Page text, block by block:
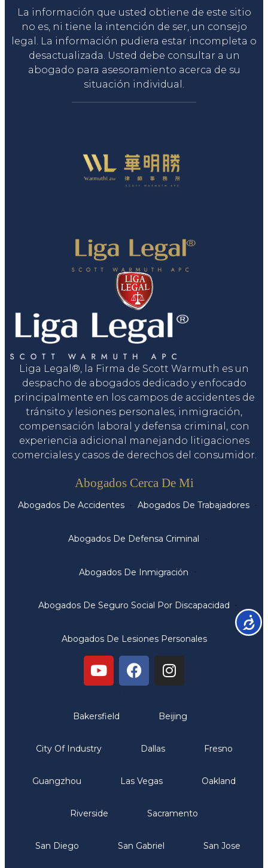
La información que usted obtiene de este sitio
no es, ni tiene la intención de ser, un consejo
legal. La información pudiera estar incompleta o
desactualizada. Usted debe consultar a un
abogado para asesoramiento acerca de su
situación individual.
Liga Legal®, la Firma de Scott Warmuth es un
despacho de abogados dedicado y enfocado
principalmente en los campos de accidentes de
tránsito y lesiones personales, inmigración,
compensación laboral y defensa criminal, con
experiencia adicional manejando litigaciones
comerciales y casos de derechos del consumidor.
Abogados Cerca De Mi
Abogados De Accidentes Abogados De Trabajadores
Abogados De Defensa Criminal
Abogados De Inmigración
Abogados De Seguro Social Por Discapacidad
Abogados De Lesiones Personales
Bakersfield Beijing
City Of Industry Dallas Fresno
Guangzhou Las Vegas Oakland
Riverside Sacramento
San Diego San Gabriel San Jose